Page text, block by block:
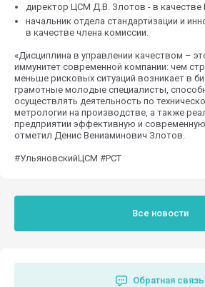
директор ЦСМ Д.В. Злотов - в качестве
начальник отдела стандартизации и
в качестве члена комиссии.
«Дисциплина в управлении качеством –
иммунитет современной компании: чем
меньше рисковых ситуаций возникает в
грамотные молодые специалисты,
осуществлять деятельность по
метрологии на производстве, а также
предприятии эффективную и современную
отметил Денис Вениаминович Злотов.
#УльяновскийЦСМ #РСТ
Все новости
Обратная связь